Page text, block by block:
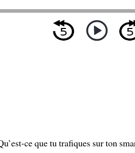
ce que tu trafiques sur ton